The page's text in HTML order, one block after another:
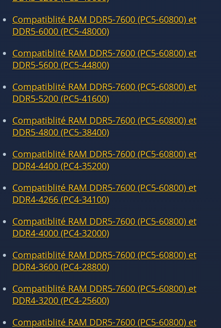
Compatiblité RAM DDR5-7600 (PC5-60800) et
DDR5-6000 (PC5-48000)
Compatiblité RAM DDR5-7600 (PC5-60800) et
DDR5-5600 (PC5-44800)
Compatiblité RAM DDR5-7600 (PC5-60800) et
DDR5-5200 (PC5-41600)
Compatiblité RAM DDR5-7600 (PC5-60800) et
DDR5-4800 (PC5-38400)
Compatiblité RAM DDR5-7600 (PC5-60800) et
DDR4-4400 (PC4-35200)
Compatiblité RAM DDR5-7600 (PC5-60800) et
DDR4-4266 (PC4-34100)
Compatiblité RAM DDR5-7600 (PC5-60800) et
DDR4-4000 (PC4-32000)
Compatiblité RAM DDR5-7600 (PC5-60800) et
DDR4-3600 (PC4-28800)
Compatiblité RAM DDR5-7600 (PC5-60800) et
DDR4-3200 (PC4-25600)
Compatiblité RAM DDR5-7600 (PC5-60800) et